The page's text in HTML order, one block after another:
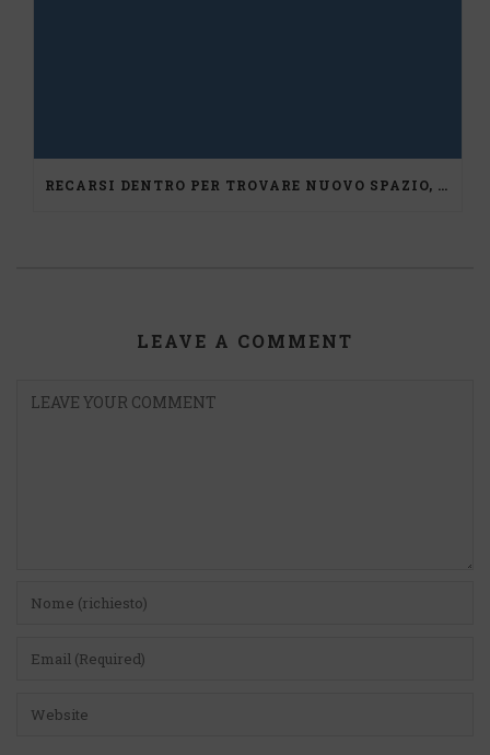
RECARSI DENTRO PER TROVARE NUOVO SPAZIO, UN PERCORSO DI MEDIAZIONE
LEAVE A COMMENT